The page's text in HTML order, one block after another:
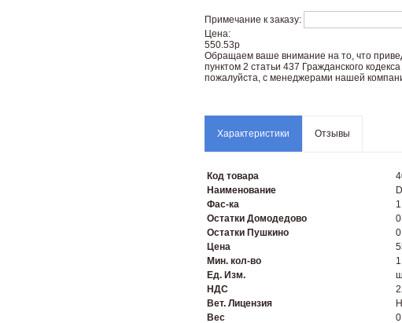
Примечание к заказу:
Цена:
550.53р
Oбращаем вaше внимaние нa то, что
пунктoм 2 стaтьи 437 Граждaнского
пожaлуйста, с менеджерами нашей
Характеристики Отзывы
Код товара
Наименование
Фас-ка
1
Остатки Домодедово
0
Остатки Пушкино
Цена
Мин. кол-во
1
Ед. Изм.
НДС
Вет. Лицензия
Вес